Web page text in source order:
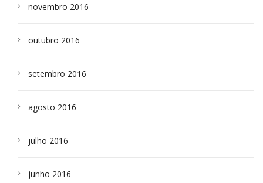
novembro 2016
outubro 2016
setembro 2016
agosto 2016
julho 2016
junho 2016